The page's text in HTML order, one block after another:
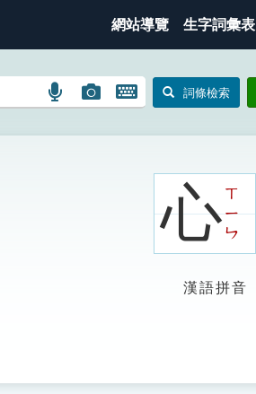
網站導覽 生字詞彙表
語
搜
圖
搜
開
鍵
詞條檢索
心ㄒ
ㄧ
ㄣ
漢語拼音